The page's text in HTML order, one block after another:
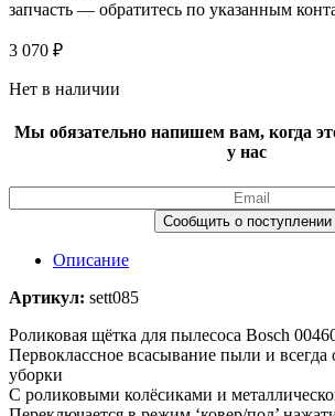
запчасть — обратитесь по указанным
3 070 ₽
Нет в наличии
Мы обязательно напишем вам, когда
у нас
Описание
Артикул: sett085
Роликовая щётка для пылесоса Bosch
Первоклассное всасывание пыли и всегда
уборки
С роликовыми колёсиками и